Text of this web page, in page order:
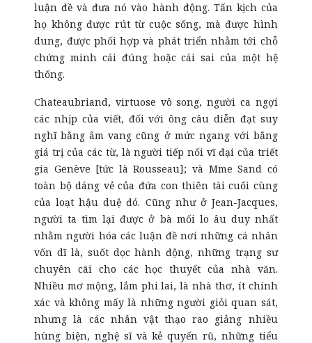
luận đề và đưa nó vào hành động. Tấn kịch của
họ không được rút từ cuộc sống, mà được hình
dung, được phối hợp và phát triển nhằm tới chỗ
chứng minh cái đúng hoặc cái sai của một hệ
thống.
Chateaubriand, virtuose vô song, người ca ngợi
các nhịp của viết, đối với ông câu diễn đạt suy
nghĩ bằng âm vang cũng ở mức ngang với bằng
giá trị của các từ, là người tiếp nối vĩ đại của triết
gia Genève [tức là Rousseau]; và Mme Sand có
toàn bộ dáng vẻ của đứa con thiên tài cuối cùng
của loạt hậu duệ đó. Cũng như ở Jean-Jacques,
người ta tìm lại được ở bà mối lo âu duy nhất
nhằm người hóa các luận đề nơi những cá nhân
vốn dĩ là, suốt dọc hành động, những trạng sư
chuyên cãi cho các học thuyết của nhà văn.
Nhiều mơ mộng, lắm phi lai, là nhà thơ, ít chính
xác và không mấy là những người giỏi quan sát,
nhưng là các nhân vật thạo rao giảng nhiều
hùng biện, nghệ sĩ và kẻ quyến rũ, những tiểu